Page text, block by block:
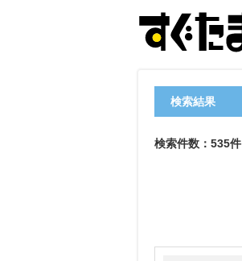
検索結果
検索件数：535件